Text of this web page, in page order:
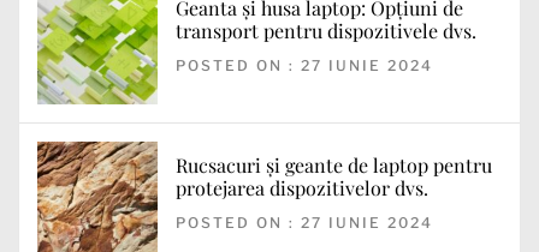
Geanta și husa laptop: Opțiuni de
transport pentru dispozitivele dvs.
POSTED ON : 27 IUNIE 2024
Rucsacuri și geante de laptop pentru
protejarea dispozitivelor dvs.
POSTED ON : 27 IUNIE 2024